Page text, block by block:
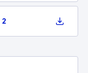
2